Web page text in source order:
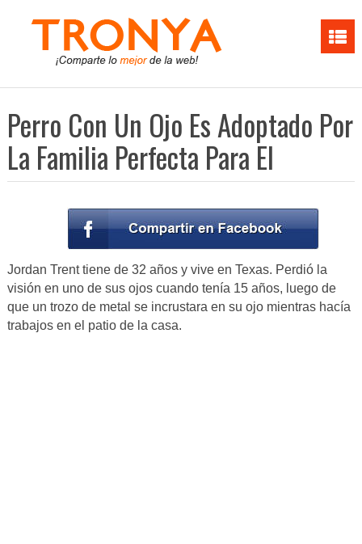
Perro Con Un Ojo Es Adoptado Por
La Familia Perfecta Para El
Jordan Trent tiene de 32 años y vive en Texas. Perdió la
visión en uno de sus ojos cuando tenía 15 años, luego de
que un trozo de metal se incrustara en su ojo mientras hacía
trabajos en el patio de la casa.